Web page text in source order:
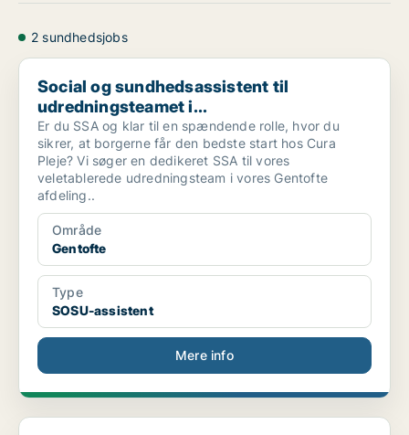
2 sundhedsjobs
Social og sundhedsassistent til udredningsteamet i...
Social og sundhedsassistent til
udredningsteamet i...
Er du SSA og klar til en spændende rolle, hvor du
sikrer, at borgerne får den bedste start hos Cura
Pleje? Vi søger en dedikeret SSA til vores
veletablerede udredningsteam i vores Gentofte
afdeling..
Område
Gentofte
Type
SOSU-assistent
Mere info
Social og sundhedsassistent til udredningsteamet i...